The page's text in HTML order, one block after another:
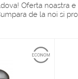
Oferta noastra
de la noi si